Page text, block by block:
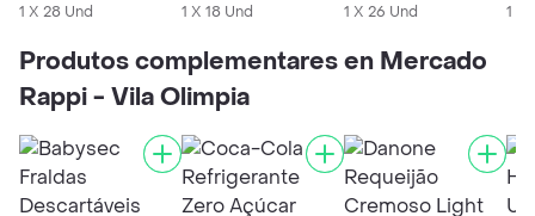
1 X 28 Und
1 X 18 Und
1 X 26 Und
1 X
Produtos complementares en Mercado
Rappi - Vila Olimpia